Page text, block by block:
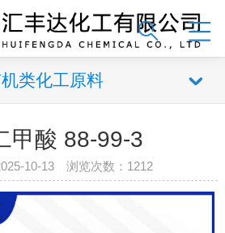
类化工原料
甲酸 88-99-3
10-13 浏览次数：1212